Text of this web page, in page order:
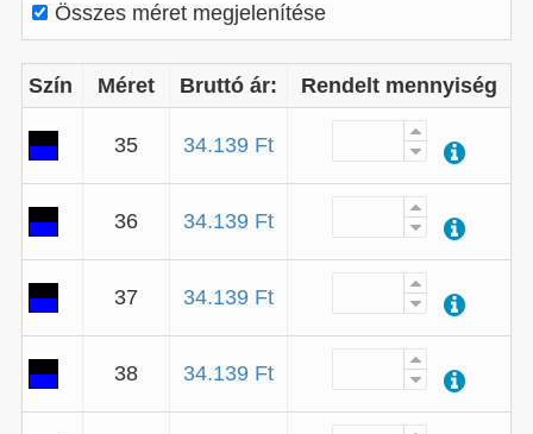
Összes méret megjelenítése
Szín Méret Bruttó ár: Rendelt mennyiség
35 34.139 Ft
36 34.139 Ft
37 34.139 Ft
38 34.139 Ft